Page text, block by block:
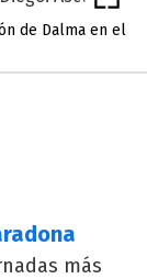
de Dalma en el
más